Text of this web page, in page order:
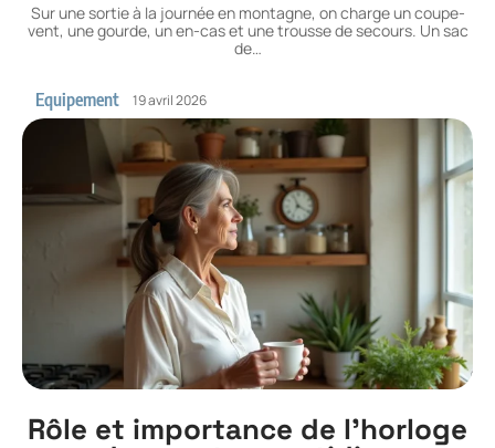
Sur une sortie à la journée en montagne, on charge un coupe-
vent, une gourde, un en-cas et une trousse de secours. Un sac
de…
Equipement 19 avril 2026
Rôle et importance de l’horloge